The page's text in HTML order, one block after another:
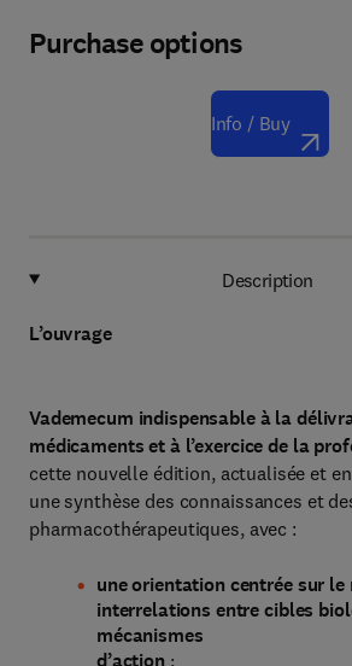
Purchase options
Info / Buy
Description
L’ouvrage
Vademecum indispensable à la
médicaments et à l’exercice de la
cette nouvelle édition, actualisée et
une synthèse des connaissances et
pharmacothérapeutiques, avec :
une orientation centrée sur le
interrelations entre cibles
mécanismes
d’action ;